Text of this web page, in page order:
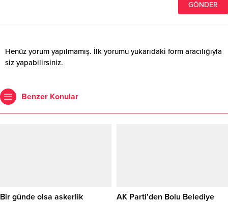
Henüz yorum yapılmamış. İlk yorumu yukarıdaki form aracılığıyla
siz yapabilirsiniz.
Benzer Konular
Bir günde olsa askerlik
AK Parti’den Bolu Belediye